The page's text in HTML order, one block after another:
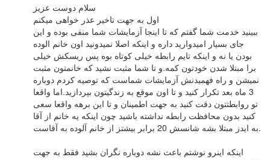
سلام دوست عزیز
اول به جهت تاخیر عذر خواهی میکنم
ببینید خدمت شما گفتم که تا اینجا آزمایشات شما منفی بوده و این
جای بسیار امیدوارید داره و اینکه اصلا نمیدونید اون خانم الوده
بودن یا نه و اینکه تایم رابطه خیلی کوتاه بوه پس ریسکش خیلی
برا مبتلا شدن خودتون کمه.و تا شما مثبت نشید که خانمتون مثبت
نمیشن و راه فهمیدنش آزمایشات شماست که توصیه کردم دوباره
3 ماه بعد تکرار کنید و تا اون موقع به زندگیتون بپردازید.اما واقعا
تو روابطتتون دقت کنید به جهت اطمینان و تا این برهه واقعا سعی
کنید بدون محافظت رابطه نداشته باشید چون اینکه یه خانم از آقا
به ایدز مبتلا بشه شانسش 20 برابر بیشتز از خانم آلوده به آقاست.
اینکه اینرو نوشتم باعث نشه دوباره نگران بشید فقط به جهت